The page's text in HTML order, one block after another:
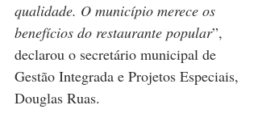
qualidade. O município merece os
benefícios do restaurante popular”,
declarou o secretário municipal de
Gestão Integrada e Projetos Especiais,
Douglas Ruas.